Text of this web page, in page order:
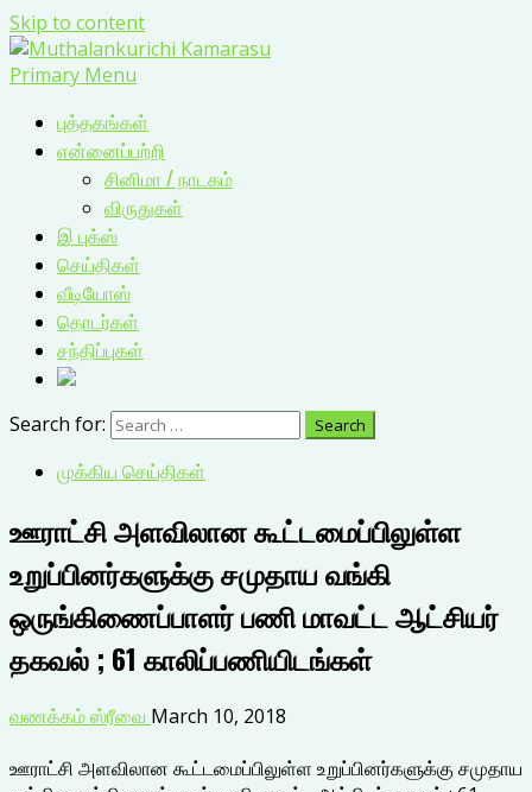
Skip to content
Primary Menu
புத்தகங்கள்
என்னைப்பற்றி
சினிமா / நாடகம்
விருதுகள்
இ புக்ஸ்
செய்திகள்
வீடியோஸ்
தொடர்கள்
சந்திப்புகள்
Search for:
முக்கிய செய்திகள்
ஊராட்சி அளவிலான கூட்டமைப்பிலுள்ள
உறுப்பினர்களுக்கு சமுதாய வங்கி
ஒருங்கிணைப்பாளர் பணி மாவட்ட ஆட்சியர்
தகவல் ; 61 காலிப்பணியிடங்கள்
வணக்கம் ஸ்ரீவை March 10, 2018
ஊராட்சி அளவிலான கூட்டமைப்பிலுள்ள உறுப்பினர்களுக்கு சமுதாய